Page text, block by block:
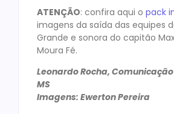
ATENÇÃO: confira aqui o pack
imagens da saída das equipes
Grande e sonora do capitão
Moura Fé.
Leonardo Rocha,
MS
Imagens: Ewerton Pereira